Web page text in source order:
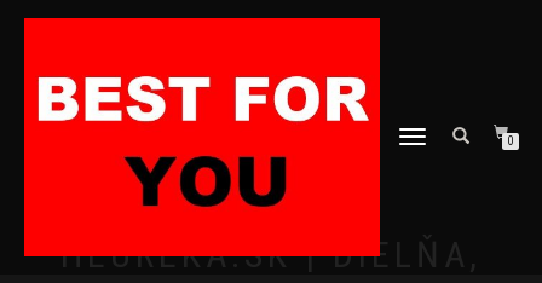
TOGGLE
0
HEUREKA.SK | DIELŇA,